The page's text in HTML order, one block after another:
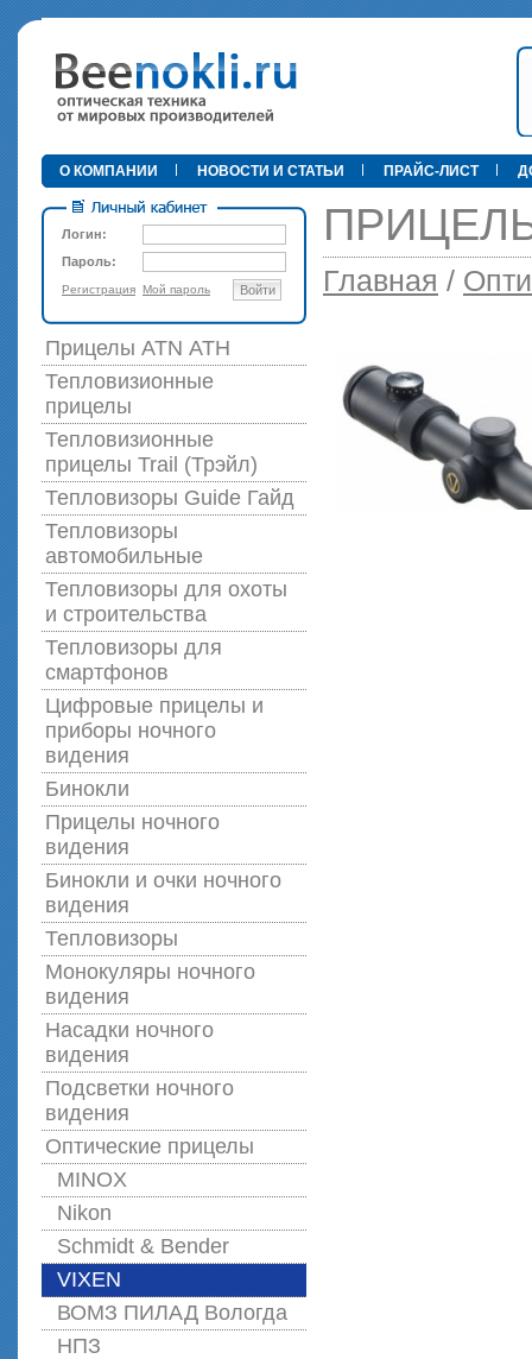
•
89 000
О КОМПАНИИ НОВОСТИ И СТАТЬИ ПРАЙС-ЛИСТ
Логин:
Пароль:
Регистрация Мой пароль Войти
Прицелы ATN АТН
Тепловизионные
прицелы
Тепловизионные
прицелы Trail (Трэйл)
Тепловизоры Guide Гайд
Тепловизоры
автомобильные
Тепловизоры для охоты
и строительства
Тепловизоры для
смартфонов
Цифровые прицелы и
приборы ночного
видения
Бинокли
Прицелы ночного
видения
Бинокли и очки ночного
видения
Тепловизоры
Монокуляры ночного
видения
Насадки ночного
видения
Подсветки ночного
видения
Оптические прицелы
MINOX
Nikon
Schmidt & Bender
VIXEN
ВОМЗ ПИЛАД Вологда
НПЗ
ПРИЦЕЛЫ
Главная /